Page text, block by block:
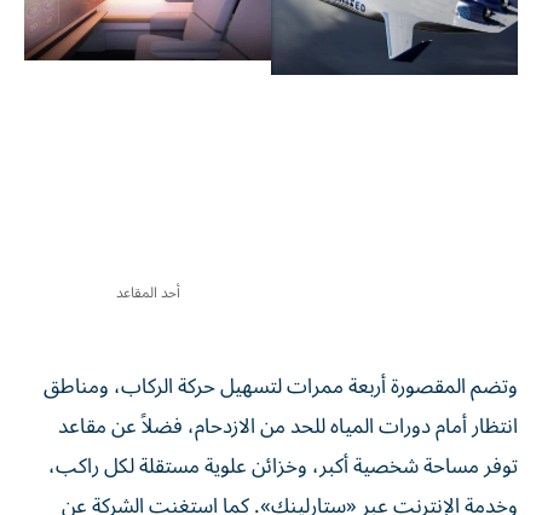
أحد المقاعد
وتضم المقصورة أربعة ممرات لتسهيل حركة الركاب، ومناطق
انتظار أمام دورات المياه للحد من الازدحام، فضلاً عن مقاعد
توفر مساحة شخصية أكبر، وخزائن علوية مستقلة لكل راكب،